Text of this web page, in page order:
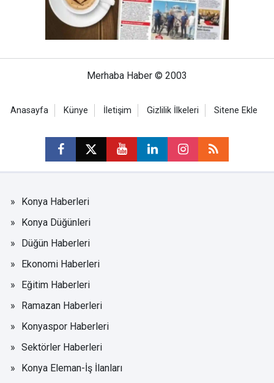
Merhaba Haber © 2003
Anasayfa Künye İletişim Gizlilik İlkeleri Sitene Ekle
Konya Haberleri
Konya Düğünleri
Düğün Haberleri
Ekonomi Haberleri
Eğitim Haberleri
Ramazan Haberleri
Konyaspor Haberleri
Sektörler Haberleri
Konya Eleman-İş İlanları